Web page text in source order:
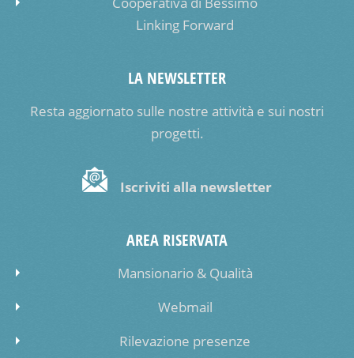
Linking Forward
LA NEWSLETTER
Resta aggiornato sulle nostre attività e sui nostri
progetti.
Iscriviti alla newsletter
AREA RISERVATA
Mansionario & Qualità
Webmail
Rilevazione presenze